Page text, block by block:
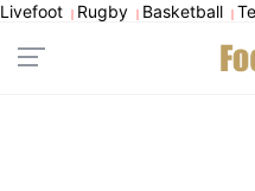
Livefoot | Rugby | Basketball |